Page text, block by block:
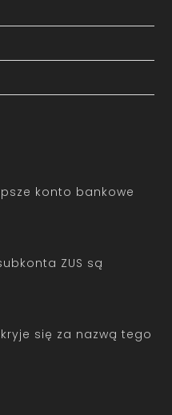
konto bankowe
ZUS są
się za nazwą tego